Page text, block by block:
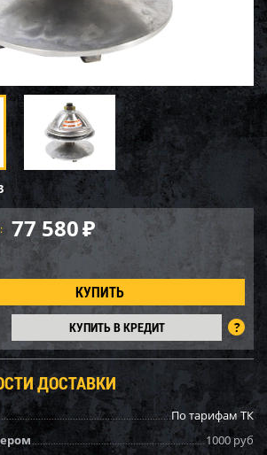
77 580₽
КУПИТЬ В КРЕДИТ
ДОСТАВКИ
По тарифам ТК
1000 руб